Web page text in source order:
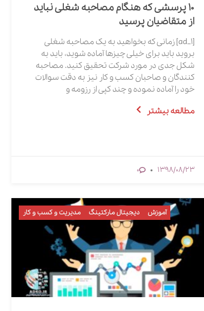
۱۰ پرسشی که هنگام مصاحبه شغلی نباید
از متقاضیان پرسید
[ad_1] زمانی که بخواهید به یک مصاحبه شغلی
بروید باید برای خیلی چیزها آماده شوید، باید به
شکل جدی در مورد شرکت تحقیق کنید. مصاحبه
کنندگان و صاحبان کسب و کار نیز به دقت سوالات
خود را آماده نموده و چند کپی از رزومه و
مطالعه بیشتر
1398/08/23
0
آموزش دیجیتال مارکتینگ مدیریت و کسب و کار